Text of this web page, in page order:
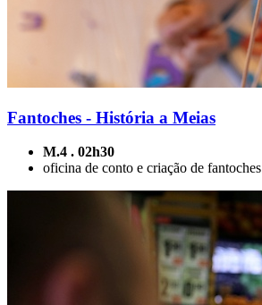
Fantoches - História a Meias
M.4 . 02h30
oficina de conto e criação de fantoches